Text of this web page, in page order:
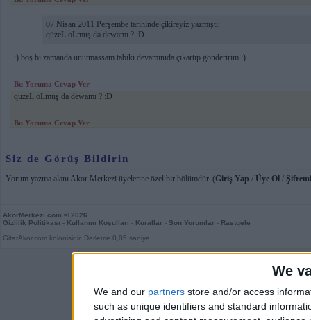
We
We and our partners store and/or access
such as unique identifiers and standard
07 Nisan 2011 Perşembe tarihinde çikireyiz yazmıştı:
qüzeL oLmuş da dewamı ? :D
:) boş bi zamanda unutmassam tabiki devamınıda çıkartıp gönderirim :)
Bu Yoruma Cevap Ver
qüzeL oLmuş da dewamı ? :D
Bu Yoruma Cevap Ver
Siz de Görüş Bildirin
Yorum yazma alanı Akor Merkezi üyelerine özel bir bölümdür. (Giriş Yap / Üye Ol /
AkorMerkezi.com © 2026
Gizlilik Politikası - Kullanım Koşulları - Kurallar - Son Yorumlar - Rastgele
GitarAkor.com kolonisidir. Derleme 0,05 saniye.